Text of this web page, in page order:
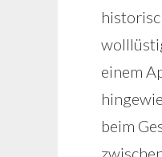
einem
beim